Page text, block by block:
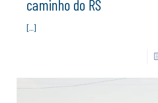
caminho do RS
[…]